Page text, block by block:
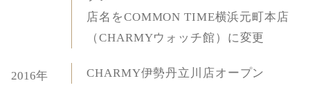
店名をCOMMON TIME横浜元町本店
（CHARMYウォッチ館）に変更
2016年 CHARMY伊勢丹立川店オープン